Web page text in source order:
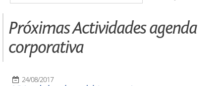
Próximas Actividades agenda
corporativa
24/08/2017